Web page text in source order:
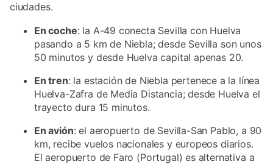
ciudades.
En coche: la A-49 conecta Sevilla con Huelva
pasando a 5 km de Niebla; desde Sevilla son unos
50 minutos y desde Huelva capital apenas 20.
En tren: la estación de Niebla pertenece a la línea
Huelva-Zafra de Media Distancia; desde Huelva el
trayecto dura 15 minutos.
En avión: el aeropuerto de Sevilla-San Pablo, a 90
km, recibe vuelos nacionales y europeos diarios.
El aeropuerto de Faro (Portugal) es alternativa a